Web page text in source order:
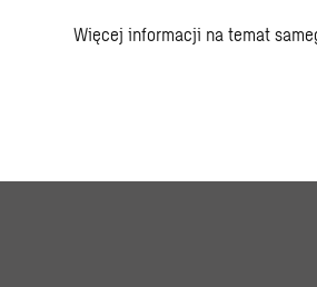
Więcej informacji na temat